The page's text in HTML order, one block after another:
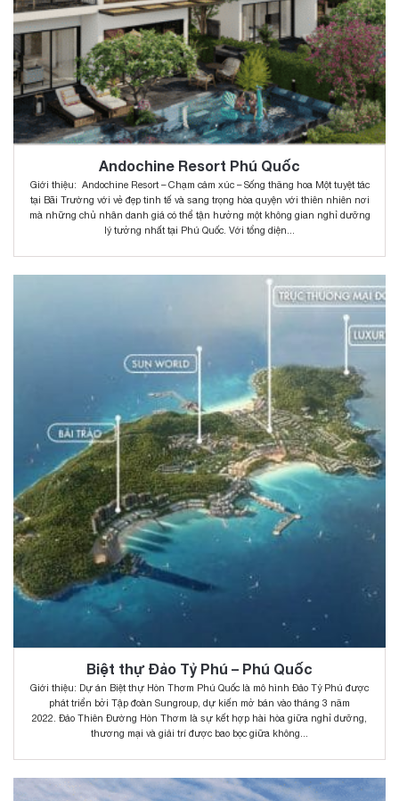
Andochine Resort Phú Quốc
Giới thiệu: Andochine Resort – Chạm cảm xúc – Sống thăng hoa Một tuyệt tác
tại Bãi Trường với vẻ đẹp tinh tế và sang trọng hòa quyện với thiên nhiên nơi
mà những chủ nhân danh giá có thể tận hưởng một không gian nghỉ dưỡng
lý tưởng nhất tại Phú Quốc. Với tổng diện...
Biệt thự Đảo Tỷ Phú – Phú Quốc
Giới thiệu: Dự án Biệt thự Hòn Thơm Phú Quốc là mô hình Đảo Tỷ Phú được
phát triển bởi Tập đoàn Sungroup, dự kiến mở bán vào tháng 3 năm
2022. Đảo Thiên Đường Hòn Thơm là sự kết hợp hài hòa giữa nghỉ dưỡng,
thương mại và giải trí được bao bọc giữa không...